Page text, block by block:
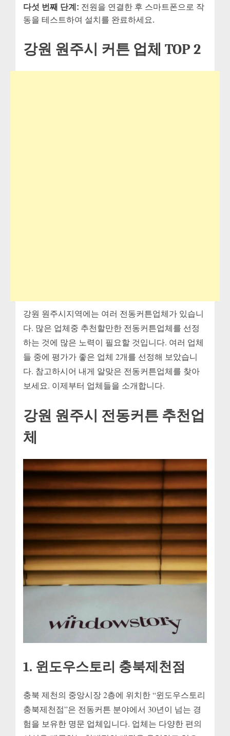
다섯 번째 단계: 전원을 연결한 후 스마트폰으로 작
동을 테스트하여 설치를 완료하세요.
강원 원주시 커튼 업체 TOP 2
강원 원주시지역에는 여러 전동커튼업체가 있습니
다. 많은 업체중 추천할만한 전동커튼업체를 선정
하는 것에 많은 노력이 필요할 것입니다. 여러 업체
들 중에 평가가 좋은 업체 2개를 선정해 보았습니
다. 참고하시어 내게 알맞은 전동커튼업체를 찾아
보세요. 이제부터 업체들을 소개합니다.
강원 원주시 전동커튼 추천업
체
1. 윈도우스토리 충북제천점
충북 제천의 중앙시장 2층에 위치한 “윈도우스토리
충북제천점”은 전동커튼 분야에서 30년이 넘는 경
험을 보유한 명문 업체입니다. 업체는 다양한 편의